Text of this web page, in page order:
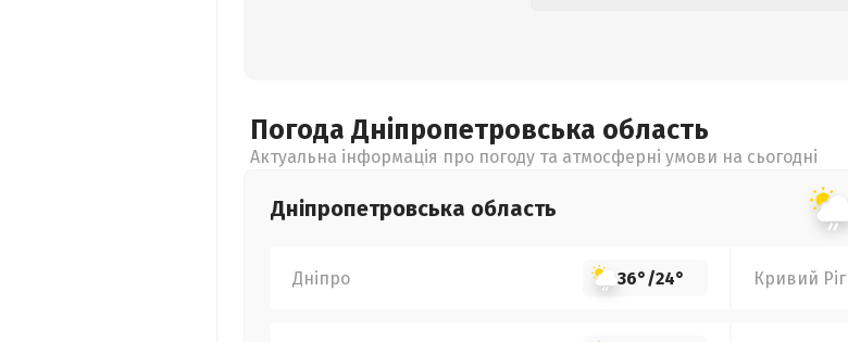
Погода Дніпропетровська область
Актуальна інформація про погоду та атмосферні умови на сьогодні
Дніпропетровська область
Дніпро 36°/24° Кривий Ріг